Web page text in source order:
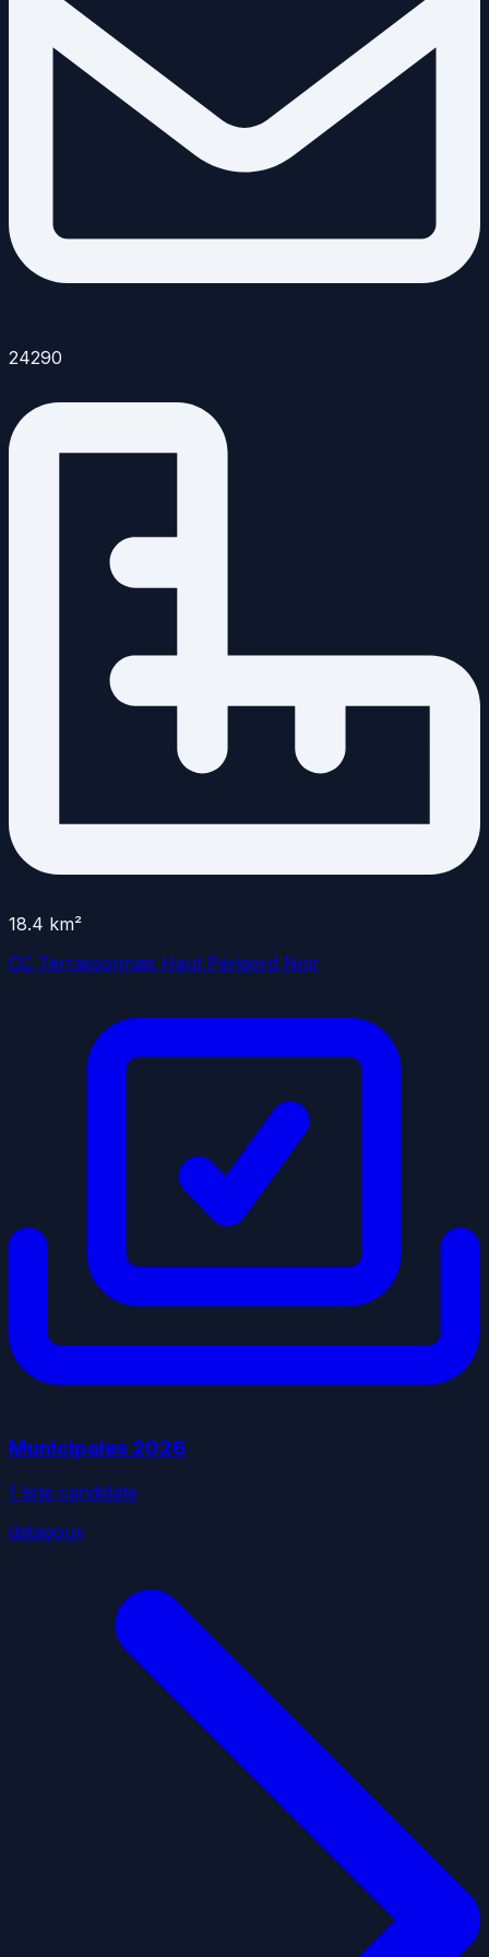
24290
18.4 km²
CC Terrassonnais Haut Périgord Noir
Municipales 2026
1 liste candidate
datagouv